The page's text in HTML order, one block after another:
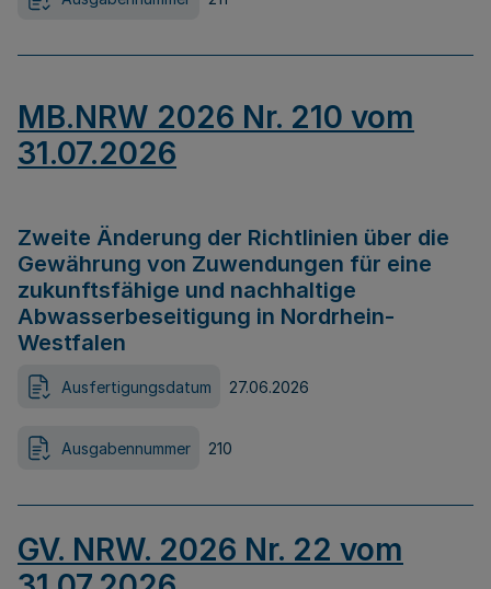
MB.NRW 2026 Nr. 210 vom
31.07.2026
Zweite Änderung der Richtlinien über die
Gewährung von Zuwendungen für eine
zukunftsfähige und nachhaltige
Abwasserbeseitigung in Nordrhein-
Westfalen
Ausfertigungsdatum 27.06.2026
Ausgabennummer 210
GV. NRW. 2026 Nr. 22 vom